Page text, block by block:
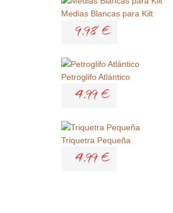
Medias Blancas para Kilt
9,98 €
Petroglifo Atlántico
4,99 €
Triquetra Pequeña
4,99 €